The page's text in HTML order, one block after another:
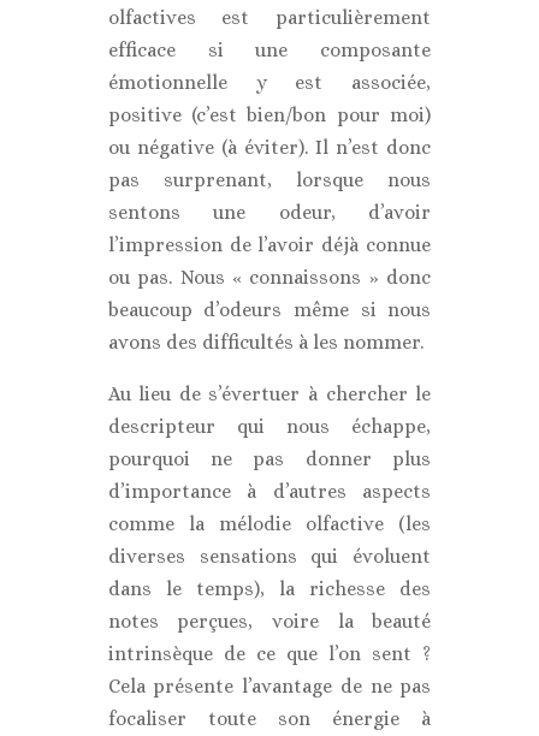
olfactives est particulièrement
efficace si une composante
émotionnelle y est associée,
positive (c’est bien/bon pour moi)
ou négative (à éviter). Il n’est donc
pas surprenant, lorsque nous
sentons une odeur, d’avoir
l’impression de l’avoir déjà connue
ou pas. Nous « connaissons » donc
beaucoup d’odeurs même si nous
avons des difficultés à les nommer.
Au lieu de s’évertuer à chercher le
descripteur qui nous échappe,
pourquoi ne pas donner plus
d’importance à d’autres aspects
comme la mélodie olfactive (les
diverses sensations qui évoluent
dans le temps), la richesse des
notes perçues, voire la beauté
intrinsèque de ce que l’on sent ?
Cela présente l’avantage de ne pas
focaliser toute son énergie à